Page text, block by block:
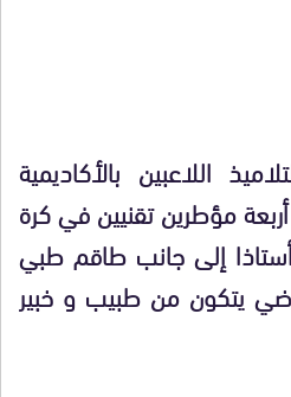
اللاعبين بالأكاديمية
مؤطرين تقنيين في كرة
إلى جانب طاقم طبي
يتكون من طبيب و خبير